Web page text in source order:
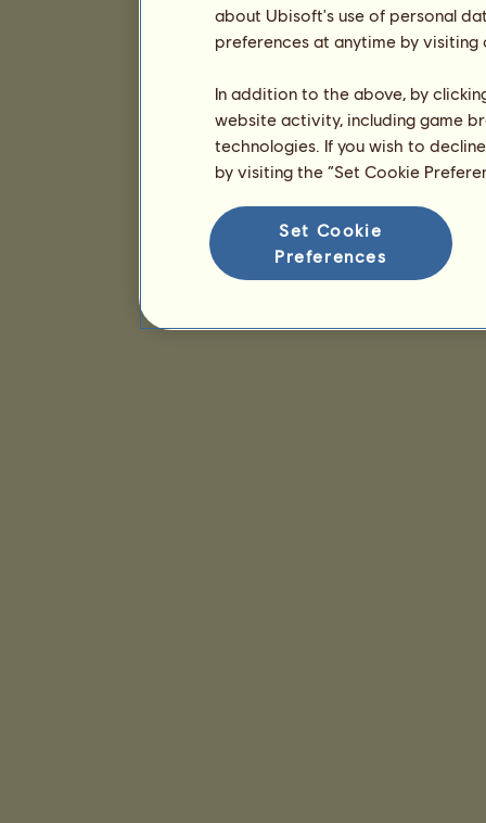
about Ubisoft's use of personal
preferences at anytime by
In addition to the above, by
website activity, including game
technologies. If you wish to
by visiting the “Set Cookie
Set Cookie
Preferences